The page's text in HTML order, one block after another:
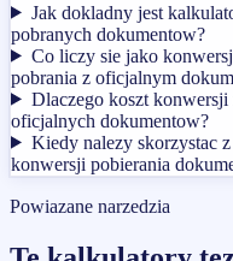
Jak dokladny jest
pobranych dokumentow?
Co liczy sie jako
pobrania z oficjalnym
Dlaczego koszt konwersji
oficjalnych dokumentow?
Kiedy nalezy skorzystac
konwersji pobierania
Powiazane narzedzia